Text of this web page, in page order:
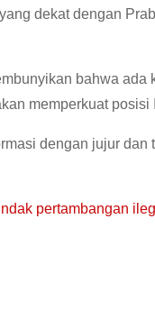
dekat dengan
bahwa
memperkuat
dengan jujur
pertambangan